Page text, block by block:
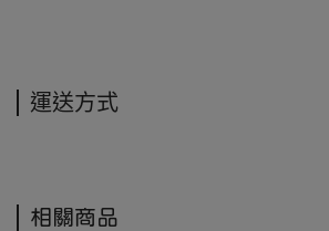
運送方式
相關商品